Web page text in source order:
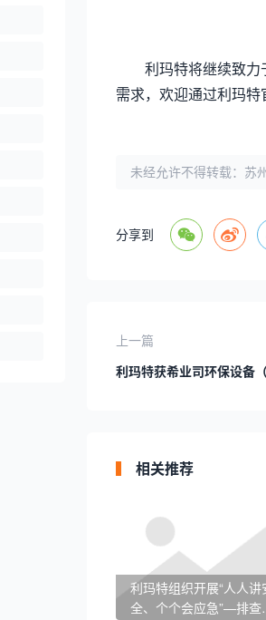
利玛特将继续致力
需求，欢迎通过利玛特
未经允许不得转载： 苏
分享到
上一篇
利玛特获希业司环保设备
相关推荐
利玛特组织开展“人人讲
全、个个会应急”—排查